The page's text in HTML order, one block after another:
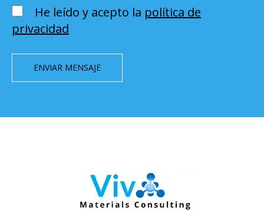
He leído y acepto la política de
privacidad